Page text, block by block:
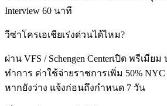
Interview 60 นาที
วีซ่าโครเอเชียเร่งด่วนได้ไหม?
ผ่าน VFS / Schengen Centerเปิด พรีเมีย
ทำการ ค่าใช้จ่ายราชการเพิ่ม 50%
หากยังว่าง แจ้งก่อนถึงกำหนด 7 วัน